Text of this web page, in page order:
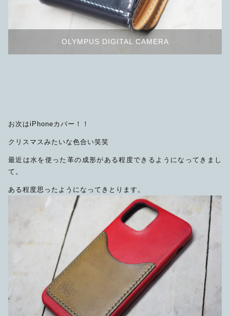
OLYMPUS DIGITAL CAMERA
お次はiPhoneカバー！！
クリスマスみたいな色合い笑笑
最近は水を使った革の成形がある程度できるようになってきまし
て。
ある程度思ったようになってきとります。